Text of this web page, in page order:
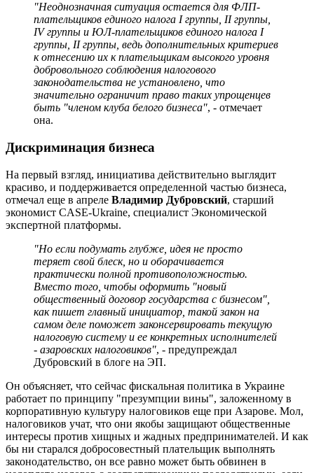
"Неоднозначная ситуация остается для ФЛП-
плательщиков единого налога I группы, II группы,
IV группы и ЮЛ-плательщиков единого налога I
группы, II группы, ведь дополнительных критериев
к отнесению их к плательщикам высокого уровня
добровольного соблюдения налогового
законодательства не установлено, что
значительно ограничит право таких упрощенцев
быть "членом клуба белого бизнеса", - отмечает
она.
Дискриминация бизнеса
На первый взгляд, инициатива действительно выглядит
красиво, и поддерживается определенной частью бизнеса,
отмечал еще в апреле Владимир Дубровский, старший
экономист CASE-Ukraine, специалист Экономической
экспертной платформы.
"Но если подумать глубже, идея не просто
теряет свой блеск, но и оборачивается
практически полной противоположностью.
Вместо того, чтобы оформить "новый
общественный договор государства с бизнесом",
как пишет главный инициатор, такой закон на
самом деле поможет законсервировать текущую
налоговую систему и ее конкретных исполнителей
- азаровских налоговиков", - предупреждал
Дубровский в блоге на ЭП.
Он объясняет, что сейчас фискальная политика в Украине
работает по принципу "презумпции вины", заложенному в
корпоративную культуру налоговиков еще при Азарове. Мол,
налоговиков учат, что они якобы защищают общественные
интересы против хищных и жадных предпринимателей. И как
бы ни старался добросовестный плательщик выполнять
законодательство, он все равно может быть обвинен в